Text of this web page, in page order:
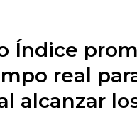
Índice
real
alcanzar